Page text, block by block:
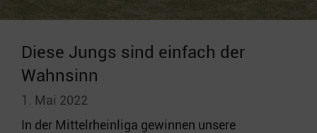
Diese Jungs sind einfach der
Wahnsinn
1. Mai 2022
In der Mittelrheinliga gewinnen unsere